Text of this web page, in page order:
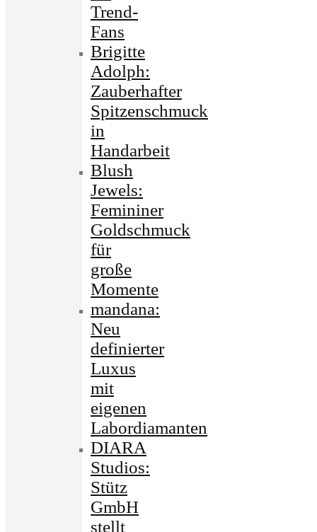
Trend-
Fans
Brigitte
Adolph:
Zauberhafter
Spitzenschmuck
in
Handarbeit
Blush
Jewels:
Femininer
Goldschmuck
für
große
Momente
mandana:
Neu
definierter
Luxus
mit
eigenen
Labordiamanten
DIARA
Studios:
Stütz
GmbH
stellt